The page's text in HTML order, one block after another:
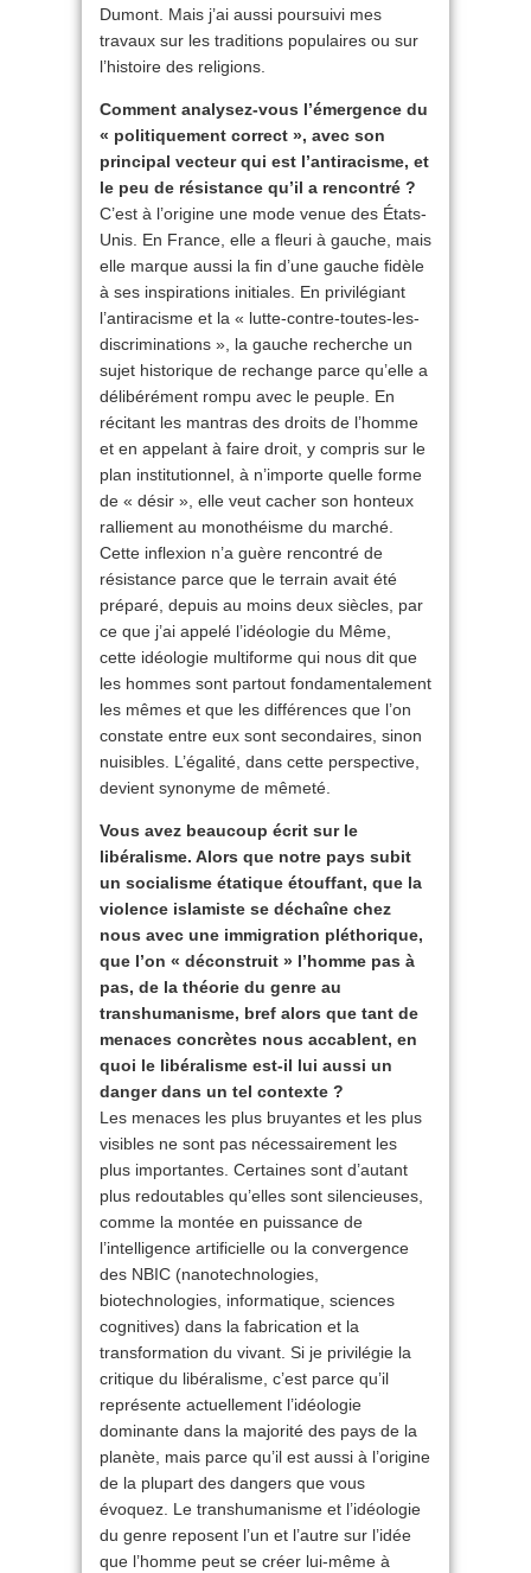
Dumont. Mais j’ai aussi poursuivi mes
travaux sur les traditions populaires ou sur
l’histoire des religions.
Comment analysez-vous l’émergence du
« politiquement correct », avec son
principal vecteur qui est l’antiracisme, et
le peu de résistance qu’il a rencontré ?
C’est à l’origine une mode venue des États-
Unis. En France, elle a fleuri à gauche, mais
elle marque aussi la fin d’une gauche fidèle
à ses inspirations initiales. En privilégiant
l’antiracisme et la « lutte-contre-toutes-les-
discriminations », la gauche recherche un
sujet historique de rechange parce qu’elle a
délibérément rompu avec le peuple. En
récitant les mantras des droits de l’homme
et en appelant à faire droit, y compris sur le
plan institutionnel, à n’importe quelle forme
de « désir », elle veut cacher son honteux
ralliement au monothéisme du marché.
Cette inflexion n’a guère rencontré de
résistance parce que le terrain avait été
préparé, depuis au moins deux siècles, par
ce que j’ai appelé l’idéologie du Même,
cette idéologie multiforme qui nous dit que
les hommes sont partout fondamentalement
les mêmes et que les différences que l’on
constate entre eux sont secondaires, sinon
nuisibles. L’égalité, dans cette perspective,
devient synonyme de mêmeté.
Vous avez beaucoup écrit sur le
libéralisme. Alors que notre pays subit
un socialisme étatique étouffant, que la
violence islamiste se déchaîne chez
nous avec une immigration pléthorique,
que l’on « déconstruit » l’homme pas à
pas, de la théorie du genre au
transhumanisme, bref alors que tant de
menaces concrètes nous accablent, en
quoi le libéralisme est-il lui aussi un
danger dans un tel contexte ?
Les menaces les plus bruyantes et les plus
visibles ne sont pas nécessairement les
plus importantes. Certaines sont d’autant
plus redoutables qu’elles sont silencieuses,
comme la montée en puissance de
l’intelligence artificielle ou la convergence
des NBIC (nanotechnologies,
biotechnologies, informatique, sciences
cognitives) dans la fabrication et la
transformation du vivant. Si je privilégie la
critique du libéralisme, c’est parce qu’il
représente actuellement l’idéologie
dominante dans la majorité des pays de la
planète, mais parce qu’il est aussi à l’origine
de la plupart des dangers que vous
évoquez. Le transhumanisme et l’idéologie
du genre reposent l’un et l’autre sur l’idée
que l’homme peut se créer lui-même à